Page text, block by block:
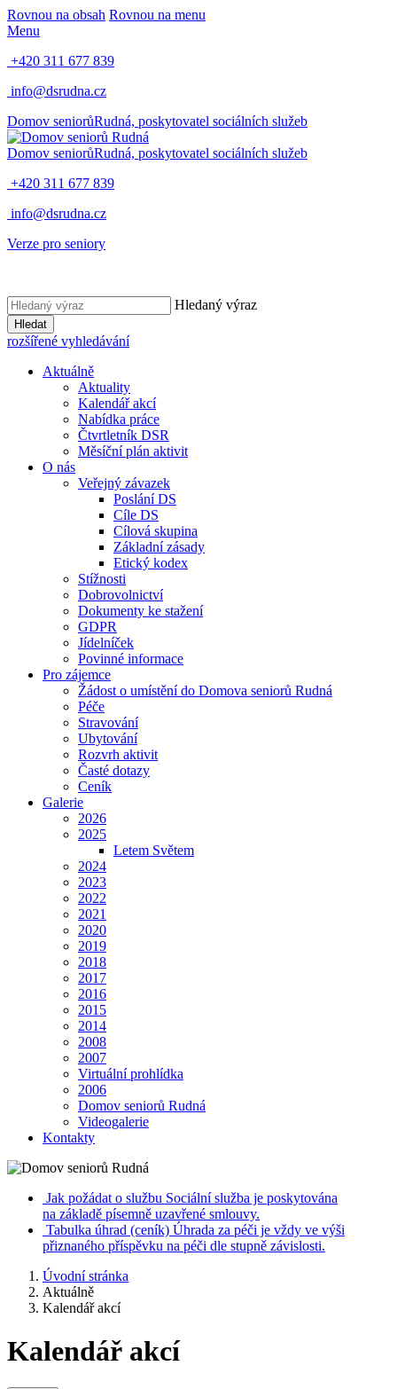
Rovnou na obsah Rovnou na menu
Menu
+420 311 677 839
info@dsrudna.cz
Domov seniorůRudná, poskytovatel sociálních služeb
Domov seniorůRudná, poskytovatel sociálních služeb
+420 311 677 839
info@dsrudna.cz
Verze pro seniory
Hledaný výraz
Hledat
rozšířené vyhledávání
Aktuálně
Aktuality
Kalendář akcí
Nabídka práce
Čtvrtletník DSR
Měsíční plán aktivit
O nás
Veřejný závazek
Poslání DS
Cíle DS
Cílová skupina
Základní zásady
Etický kodex
Stížnosti
Dobrovolnictví
Dokumenty ke stažení
GDPR
Jídelníček
Povinné informace
Pro zájemce
Žádost o umístění do Domova seniorů Rudná
Péče
Stravování
Ubytování
Rozvrh aktivit
Časté dotazy
Ceník
Galerie
2026
2025
Letem Světem
2024
2023
2022
2021
2020
2019
2018
2017
2016
2015
2014
2008
2007
Virtuální prohlídka
2006
Domov seniorů Rudná
Videogalerie
Kontakty
Jak požádat o službu Sociální služba je poskytována
na základě písemně uzavřené smlouvy.
Tabulka úhrad (ceník) Úhrada za péči je vždy ve výši
přiznaného příspěvku na péči dle stupně závislosti.
Úvodní stránka
Aktuálně
Kalendář akcí
Kalendář akcí